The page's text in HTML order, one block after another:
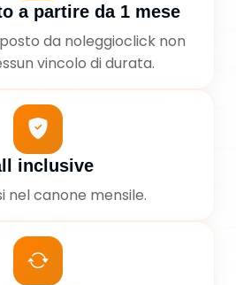
a partire da 1 mese
da noleggioclick non
vincolo di durata.
inclusive
nel canone mensile.